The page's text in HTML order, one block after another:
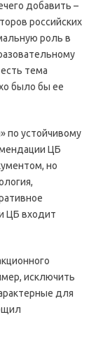
добавить –
российских
роль в
тема
было бы ее
по устойчивому
ЦБ
но
ЦБ входит
исключить
для